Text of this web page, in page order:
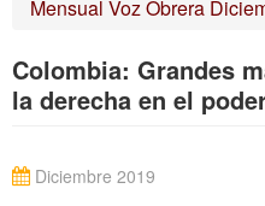
WAS IST DIE IKV?
SUCHE
Mensual Voz Obrera
Colombia: Grandes
la derecha en el
Diciembre 2019